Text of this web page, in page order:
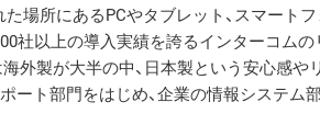
た場所にあるPCやタブレット、スマートフ
社以上の導入実績を誇るインターコム
外製が大半の中、日本製という安心感や
ト部門をはじめ、企業の情報システム